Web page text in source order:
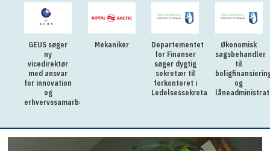
GEUS søger
ny
vicedirektør
med ansvar
for innovation
og
erhvervssamarbejde
Mekaniker
Departementet
for Finanser
søger dygtig
sekretær til
forkontoret i
Ledelsessekretariatet
Økonomisk
sagsbehandler
til
og